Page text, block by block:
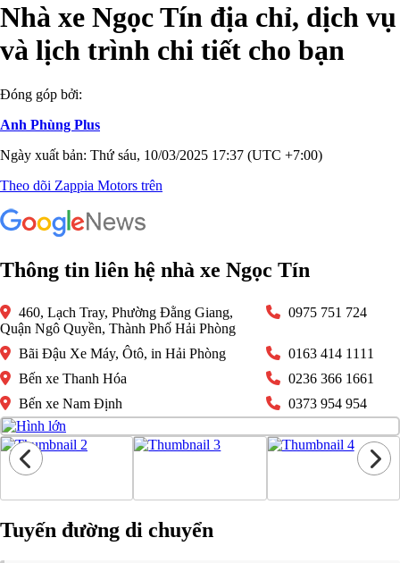
Nhà xe Ngọc Tín địa chỉ, dịch vụ
và lịch trình chi tiết cho bạn
Đóng góp bởi:
Anh Phùng Plus
Ngày xuất bản: Thứ sáu, 10/03/2025 17:37 (UTC +7:00)
Theo dõi Zappia Motors trên
Thông tin liên hệ nhà xe Ngọc Tín
460, Lạch Tray, Phường Đằng Giang,
Quận Ngô Quyền, Thành Phố Hải Phòng
0975 751 724
Bãi Đậu Xe Máy, Ôtô, in Hải Phòng
0163 414 1111
Bến xe Thanh Hóa
0236 366 1661
Bến xe Nam Định
0373 954 954
Tuyến đường di chuyển